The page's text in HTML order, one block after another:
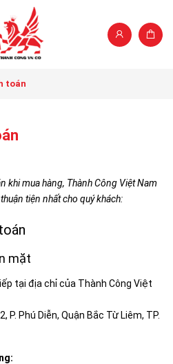
toán
khi mua hàng, Thành Công Việt Nam
tiện nhất cho quý khách:
mặt
tại địa chỉ của Thành Công Việt
P. Phú Diễn, Quận Bắc Từ Liêm, TP.